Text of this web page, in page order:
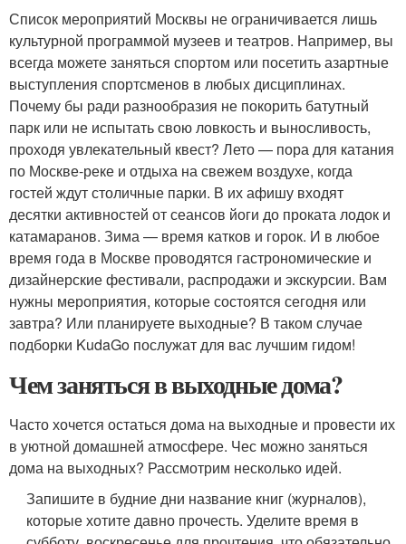
Список мероприятий Москвы не ограничивается лишь
культурной программой музеев и театров. Например, вы
всегда можете заняться спортом или посетить азартные
выступления спортсменов в любых дисциплинах.
Почему бы ради разнообразия не покорить батутный
парк или не испытать свою ловкость и выносливость,
проходя увлекательный квест? Лето — пора для катания
по Москве-реке и отдыха на свежем воздухе, когда
гостей ждут столичные парки. В их афишу входят
десятки активностей от сеансов йоги до проката лодок и
катамаранов. Зима — время катков и горок. И в любое
время года в Москве проводятся гастрономические и
дизайнерские фестивали, распродажи и экскурсии. Вам
нужны мероприятия, которые состоятся сегодня или
завтра? Или планируете выходные? В таком случае
подборки KudaGo послужат для вас лучшим гидом!
Чем заняться в выходные дома?
Часто хочется остаться дома на выходные и провести их
в уютной домашней атмосфере. Чес можно заняться
дома на выходных? Рассмотрим несколько идей.
Запишите в будние дни название книг (журналов),
которые хотите давно прочесть. Уделите время в